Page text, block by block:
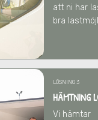
att ni har
bra
LÖSNING 3
HÄMTNING
Vi hämtar